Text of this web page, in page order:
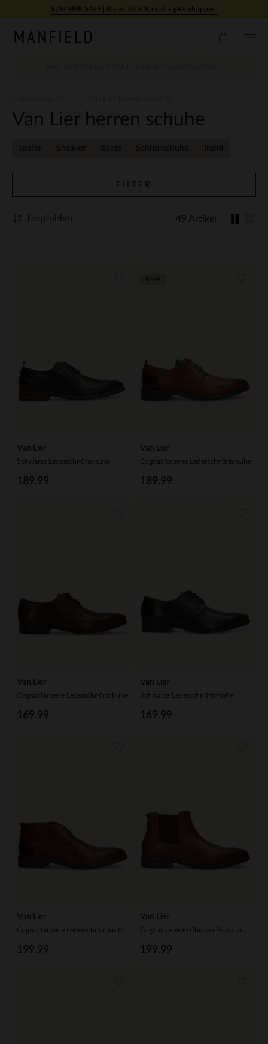
Zum Inhalt springenSUMMER SALE | Bis zu 70 % Rabatt – jetzt shoppen!
Van Lier herren schuhe
Loafer Sneaker Boots Schnurschuhe Trend
FILTER
49 Artikel
Empfohlen
Van Lier
Schwarze Lederschnürschuhe
189.99
Van Lier
Cognacfarbene Lederschnürschuhe
189.99
Van Lier
Cognacfarbene Lederschnürschuhe
169.99
Van Lier
Schwarze Lederschnürschuhe
169.99
Van Lier
Cognacfarbene Lederschnürboots
199.99
Van Lier
199.99